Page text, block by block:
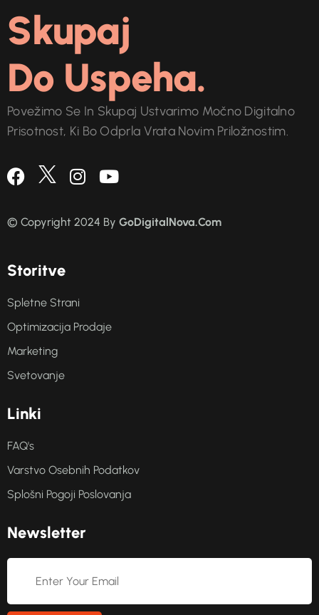
Skupaj
Do Uspeha.
Povežimo Se In Skupaj Ustvarimo Močno Digitalno
Prisotnost, Ki Bo Odprla Vrata Novim Priložnostim.
© Copyright 2024 By GoDigitalNova.Com
Storitve
Spletne Strani
Optimizacija Prodaje
Marketing
Svetovanje
Linki
FAQ's
Varstvo Osebnih Podatkov
Splošni Pogoji Poslovanja
Newsletter